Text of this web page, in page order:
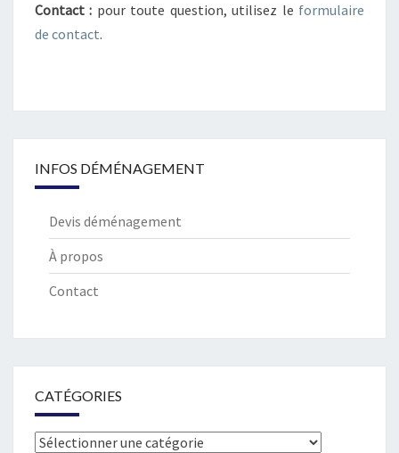
Contact : pour toute question, utilisez le formulaire
de contact.
INFOS DÉMÉNAGEMENT
Devis déménagement
À propos
Contact
CATÉGORIES
Catégories